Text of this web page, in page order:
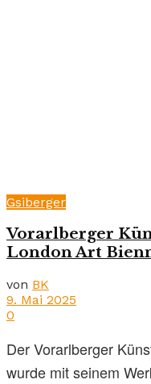
Gsiberger
Vorarlberger
London Art
von BK
9. Mai 2025
0
Der Vorarlberger
wurde mit seinem